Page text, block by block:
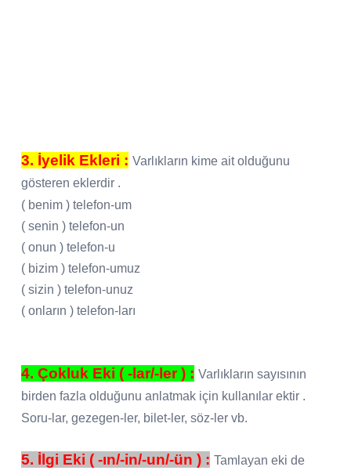
3. İyelik Ekleri : Varlıkların kime ait olduğunu
gösteren eklerdir .
( benim ) telefon-um
( senin ) telefon-un
( onun ) telefon-u
( bizim ) telefon-umuz
( sizin ) telefon-unuz
( onların ) telefon-ları
4. Çokluk Eki ( -lar/-ler ) : Varlıkların sayısının
birden fazla olduğunu anlatmak için kullanılar ektir .
Soru-lar, gezegen-ler, bilet-ler, söz-ler vb.
5. İlgi Eki ( -ın/-in/-un/-ün ) : Tamlayan eki de